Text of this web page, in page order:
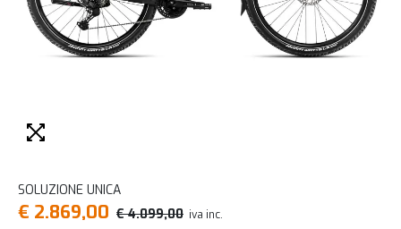
SOLUZIONE UNICA
€ 2.869,00 € 4.099,00 iva inc.